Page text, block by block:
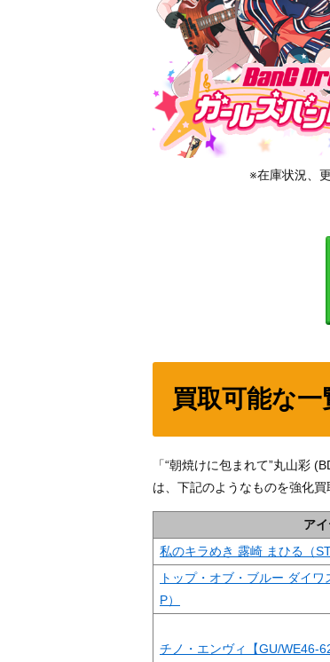
※在庫状況、
買取可能な一
「“朝焼けに包まれて”丸山彩
は、下記のようなものを強化買
ア
私のキラめき 露崎 まひる（
トップ・オブ・ブルー ダイ
P）
チノ・エンヴィ【GU/WE46-